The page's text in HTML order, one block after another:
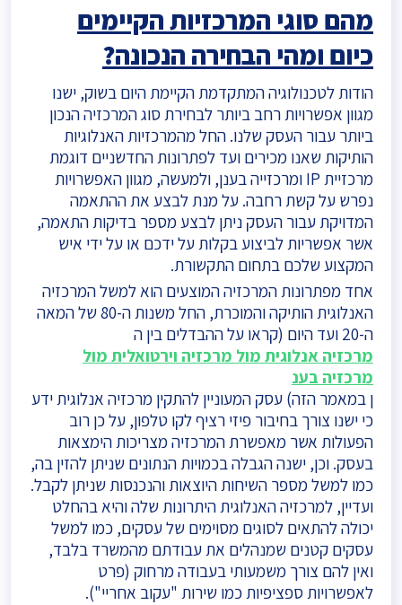
מהם סוגי המרכזיות הקיימים
כיום ומהי הבחירה הנכונה?
הודות לטכנולוגיה המתקדמת הקיימת היום בשוק, ישנו
מגוון אפשרויות רחב ביותר לבחירת סוג המרכזיה הנכון
ביותר עבור העסק שלנו. החל מהמרכזיות האנלוגיות
הותיקות שאנו מכירים ועד לפתרונות החדשניים דוגמת
מרכזיית IP ומרכזייה בענן, ולמעשה, מגוון האפשרויות
נפרש על קשת רחבה. על מנת לבצע את ההתאמה
המדויקת עבור העסק ניתן לבצע מספר בדיקות התאמה,
אשר אפשריות לביצוע בקלות על ידכם או על ידי איש
המקצוע שלכם בתחום התקשורת.
אחד מפתרונות המרכזיה המוצעים הוא למשל המרכזיה
האנלוגית הותיקה והמוכרת, החל משנות ה-80 של המאה
ה-20 ועד היום (קראו על ההבדלים בין ה
מרכזיה אנלוגית מול מרכזיה וירטואלית מול
מרכזיה בענ
ן במאמר הזה) עסק המעוניין להתקין מרכזיה אנלוגית ידע
כי ישנו צורך בחיבור פיזי רציף לקו טלפון, על כן רוב
הפעולות אשר מאפשרת המרכזיה מצריכות הימצאות
בעסק. וכן, ישנה הגבלה בכמויות הנתונים שניתן להזין בה,
כמו למשל מספר השיחות היוצאות והנכנסות שניתן לקבל.
ועדיין, למרכזיה האנלוגית היתרונות שלה והיא בהחלט
יכולה להתאים לסוגים מסוימים של עסקים, כמו למשל
עסקים קטנים שמנהלים את עבודתם מהמשרד בלבד,
ואין להם צורך משמעותי בעבודה מרחוק (פרט
לאפשרויות ספציפיות כמו שירות "עקוב אחריי").